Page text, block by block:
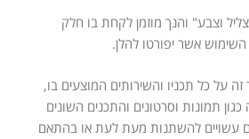
צליל וצבע" והנך מוזמן לקחת בו חלק
אשר יפורטו להלן.
על כל תכניו והשירותים המוצעים בו,
כגון תמונות וסרטונים והתכנים השונים
עשויים להשתנות מעת לעת או בהתאם